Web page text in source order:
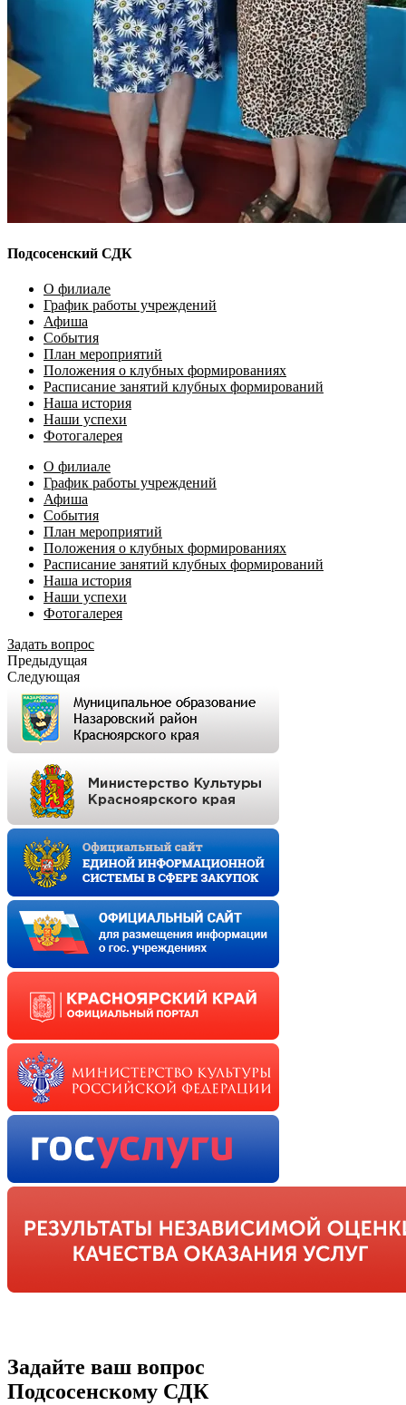
Подсосенский СДК
О филиале
График работы учреждений
Афиша
События
План мероприятий
Положения о клубных формированиях
Расписание занятий клубных формирований
Наша история
Наши успехи
Фотогалерея
О филиале
График работы учреждений
Афиша
События
План мероприятий
Положения о клубных формированиях
Расписание занятий клубных формирований
Наша история
Наши успехи
Фотогалерея
Задать вопрос
Предыдущая
Следующая
Задайте ваш вопрос
Подсосенскому СДК